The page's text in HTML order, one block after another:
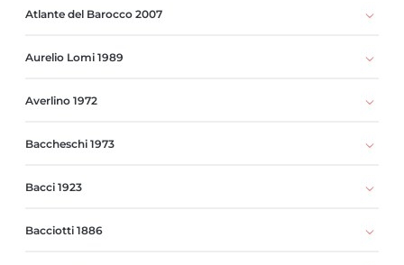
Atlante del Barocco 2007
Aurelio Lomi 1989
Averlino 1972
Baccheschi 1973
Bacci 1923
Bacciotti 1886